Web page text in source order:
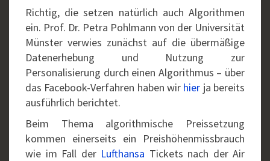
Richtig, die setzen natürlich auch Algorithmen
ein. Prof. Dr. Petra Pohlmann von der Universität
Münster verwies zunächst auf die übermäßige
Datenerhebung und Nutzung zur
Personalisierung durch einen Algorithmus – über
das Facebook-Verfahren haben wir hier ja bereits
ausführlich berichtet.
Beim Thema algorithmische Preissetzung
kommen einerseits ein Preishöhenmissbrauch
wie im Fall der Lufthansa Tickets nach der Air